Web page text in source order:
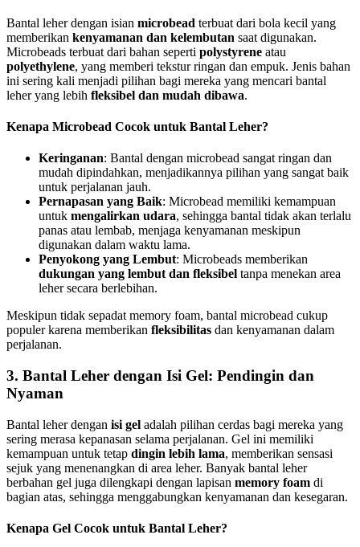
Bantal leher dengan isian microbead terbuat dari bola kecil yang
memberikan kenyamanan dan kelembutan saat digunakan.
Microbeads terbuat dari bahan seperti polystyrene atau
polyethylene, yang memberi tekstur ringan dan empuk. Jenis bahan
ini sering kali menjadi pilihan bagi mereka yang mencari bantal
leher yang lebih fleksibel dan mudah dibawa.
Kenapa Microbead Cocok untuk Bantal Leher?
Keringanan: Bantal dengan microbead sangat ringan dan
mudah dipindahkan, menjadikannya pilihan yang sangat baik
untuk perjalanan jauh.
Pernapasan yang Baik: Microbead memiliki kemampuan
untuk mengalirkan udara, sehingga bantal tidak akan terlalu
panas atau lembab, menjaga kenyamanan meskipun
digunakan dalam waktu lama.
Penyokong yang Lembut: Microbeads memberikan
dukungan yang lembut dan fleksibel tanpa menekan area
leher secara berlebihan.
Meskipun tidak sepadat memory foam, bantal microbead cukup
populer karena memberikan fleksibilitas dan kenyamanan dalam
perjalanan.
3. Bantal Leher dengan Isi Gel: Pendingin dan
Nyaman
Bantal leher dengan isi gel adalah pilihan cerdas bagi mereka yang
sering merasa kepanasan selama perjalanan. Gel ini memiliki
kemampuan untuk tetap dingin lebih lama, memberikan sensasi
sejuk yang menenangkan di area leher. Banyak bantal leher
berbahan gel juga dilengkapi dengan lapisan memory foam di
bagian atas, sehingga menggabungkan kenyamanan dan kesegaran.
Kenapa Gel Cocok untuk Bantal Leher?